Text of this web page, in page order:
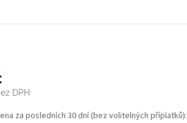
DPH
za posledních 30 dní (bez volitelných příplatků):